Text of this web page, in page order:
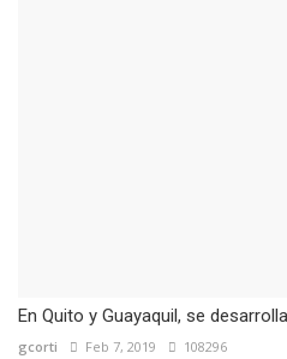
En Quito y Guayaquil, se
gcorti Feb 7, 2019 108296